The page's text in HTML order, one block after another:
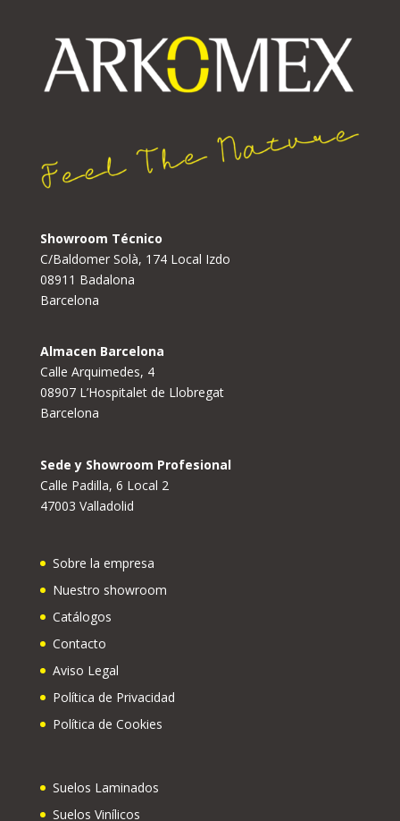
Showroom Técnico
C/Baldomer Solà, 174 Local Izdo
08911 Badalona
Barcelona
Almacen Barcelona
Calle Arquimedes, 4
08907 L’Hospitalet de Llobregat
Barcelona
Sede y Showroom Profesional
Calle Padilla, 6 Local 2
47003 Valladolid
Sobre la empresa
Nuestro showroom
Catálogos
Contacto
Aviso Legal
Política de Privacidad
Política de Cookies
Suelos Laminados
Suelos Vinílicos